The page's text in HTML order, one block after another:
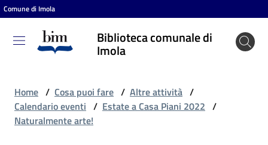
Vai al contenuto
Vai alla navigazione
Vai al footer
Comune di Imola
Biblioteca comunale di
Imola
Biblioteca
comunale
Home / Cosa puoi fare / Altre attività /
Calendario eventi / Estate a Casa Piani 2022 /
Naturalmente arte!